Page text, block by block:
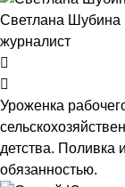
Светлана Шубина
журналист
Уроженка
детства. Поливка
обязанностью.